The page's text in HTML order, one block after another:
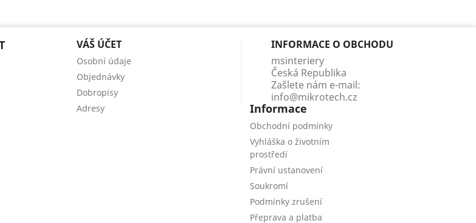
VÁŠ ÚČET
Osobní údaje
Objednávky
Dobropisy
Adresy
INFORMACE O OBCHODU
msinteriery
Česká Republika
Zašlete nám e-mail:
info@mikrotech.cz
Informace
Obchodní podmínky
Vyhláška o životním
prostředí
Právní ustanovení
Soukromí
Podmínky zrušení
Přeprava a platba